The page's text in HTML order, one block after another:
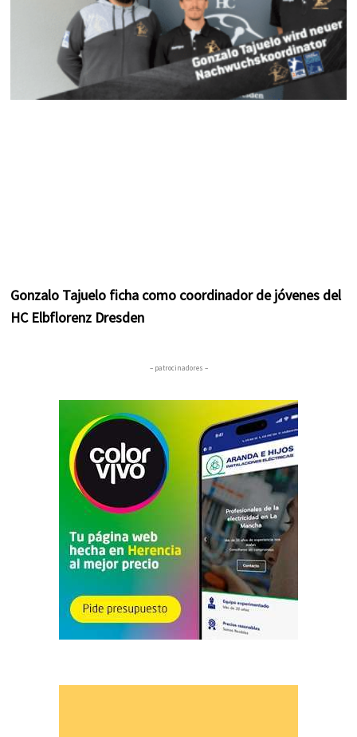
Gonzalo Tajuelo ficha como coordinador de jóvenes del
HC Elbflorenz Dresden
– patrocinadores –